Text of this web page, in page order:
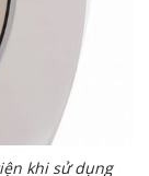
khi sử dụng